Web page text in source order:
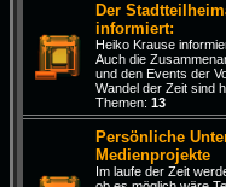
Der
informiert:
Heiko Krause
Auch die
und den Events der
Wandel der Zeit sind
Themen: 13
Persönliche
Medienprojekte
Im laufe der Zeit